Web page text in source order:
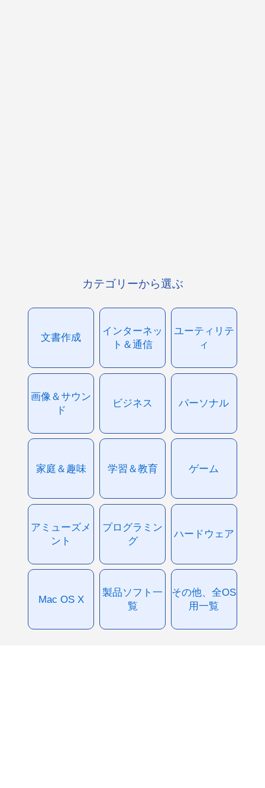
カテゴリーから選ぶ
文書作成
インターネッ
ト＆通信
ユーティリテ
ィ
画像＆サウン
ド
ビジネス パーソナル
家庭＆趣味 学習＆教育 ゲーム
アミューズメ
ント
プログラミン
グ
ハードウェア
Mac OS X
製品ソフト一
覧
その他、全OS
用一覧